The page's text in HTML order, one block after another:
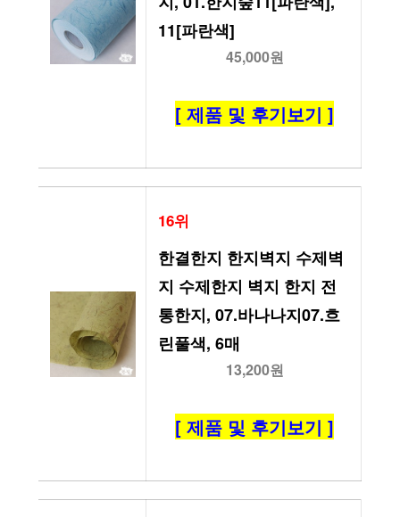
11[파란색]
45,000원
[ 제품 및 후기보기 ]
16위
한결한지 한지벽지 수제벽
지 수제한지 벽지 한지 전
통한지, 07.바나나지07.흐
린풀색, 6매
13,200원
[ 제품 및 후기보기 ]